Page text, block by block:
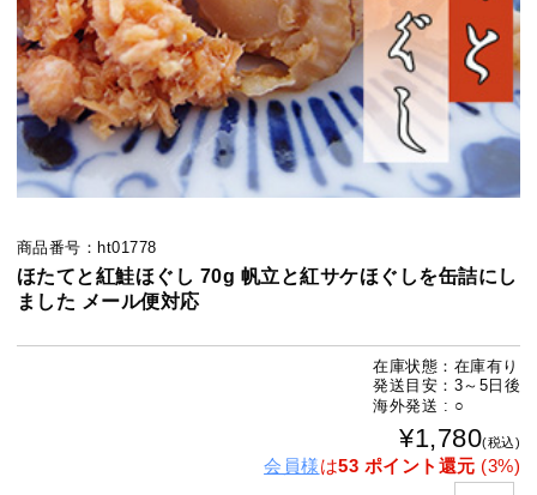
商品番号：ht01778
ほたてと紅鮭ほぐし 70g 帆立と紅サケほぐしを缶詰にし
ました メール便対応
在庫状態：在庫有り
発送目安：3～5日後
海外発送 : ○
¥1,780(税込)
会員様は53 ポイント還元 (3%)